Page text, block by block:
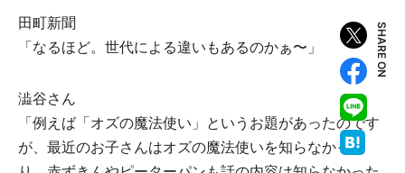
⽥町新聞
「なるほど。世代による違いもあるのかぁ〜」
澁⾕さん
「例えば「オズの魔法使い」というお題があったのです
が、最近のお⼦さんはオズの魔法使いを知らなかった
SHARE ON